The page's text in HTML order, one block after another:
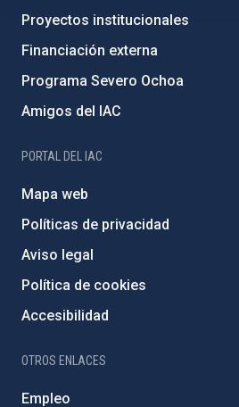
Proyectos institucionales
Financiación externa
Programa Severo Ochoa
Amigos del IAC
PORTAL DEL IAC
Mapa web
Políticas de privacidad
Aviso legal
Política de cookies
Accesibilidad
OTROS ENLACES
Empleo